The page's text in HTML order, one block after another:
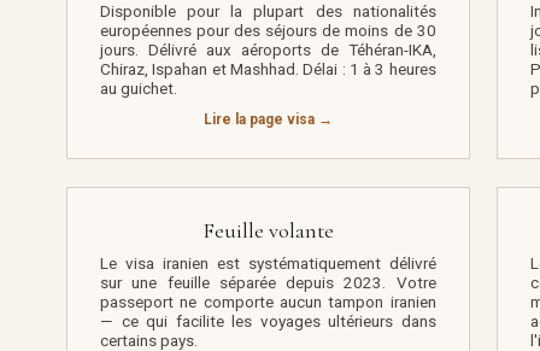
Disponible pour la plupart des nationalités
européennes pour des séjours de moins de 30
jours. Délivré aux aéroports de Téhéran-IKA,
Chiraz, Ispahan et Mashhad. Délai : 1 à 3 heures
au guichet.
Lire la page visa →
Feuille volante
Le visa iranien est systématiquement délivré
sur une feuille séparée depuis 2023. Votre
passeport ne comporte aucun tampon iranien
— ce qui facilite les voyages ultérieurs dans
certains pays.